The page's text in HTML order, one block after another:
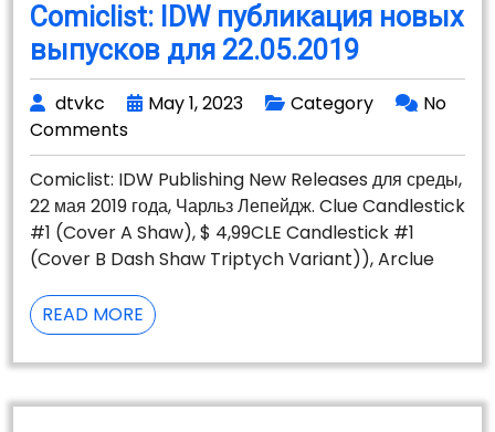
Comiclist: IDW публикация новых
выпусков для 22.05.2019
dtvkc May 1, 2023 Category
No
Comments
Comiclist: IDW Publishing New Releases для среды,
22 мая 2019 года, Чарльз Лепейдж. Clue Candlestick
#1 (Cover A Shaw), $ 4,99CLE Candlestick #1
(Cover B Dash Shaw Triptych Variant)), Arclue
READ MORE COMICLIST:
IDW
ПУБЛИКАЦИЯ